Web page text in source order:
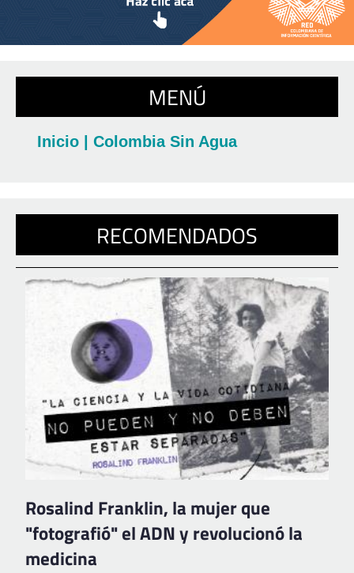
MENÚ
Inicio | Colombia Sin Agua
RECOMENDADOS
Rosalind Franklin, la mujer que
"fotografió" el ADN y revolucionó la
medicina